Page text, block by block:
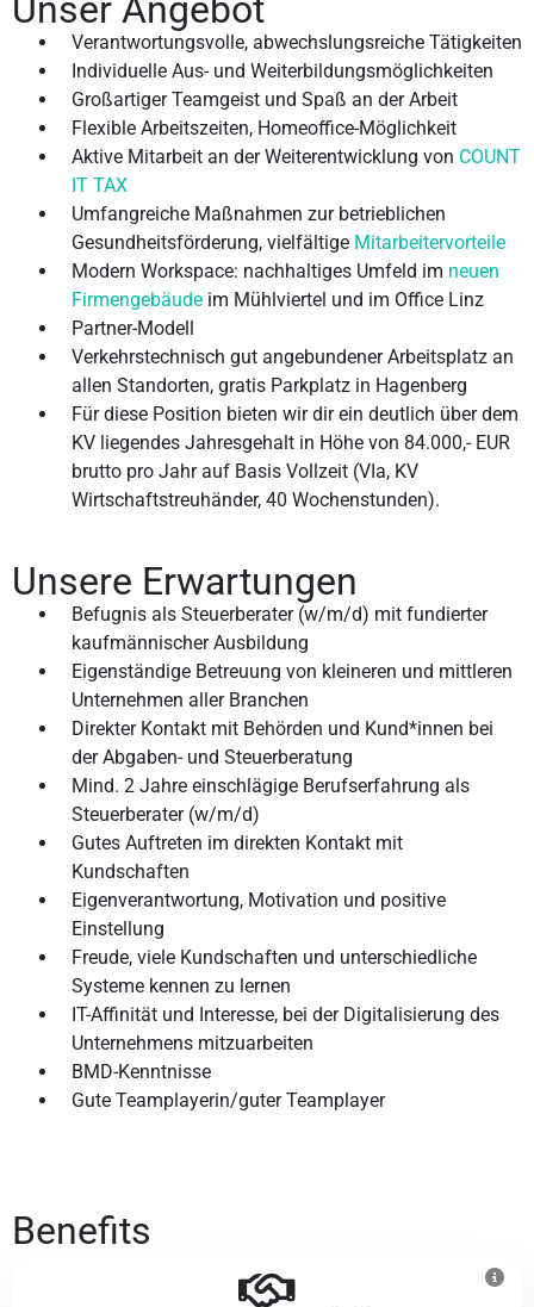
Unser Angebot
Verantwortungsvolle, abwechslungsreiche Tätigkeiten
Individuelle Aus- und Weiterbildungsmöglichkeiten
Großartiger Teamgeist und Spaß an der Arbeit
Flexible Arbeitszeiten, Homeoffice-Möglichkeit
Aktive Mitarbeit an der Weiterentwicklung von COUNT
IT TAX
Umfangreiche Maßnahmen zur betrieblichen
Gesundheitsförderung, vielfältige Mitarbeitervorteile
Modern Workspace: nachhaltiges Umfeld im neuen
Firmengebäude im Mühlviertel und im Office Linz
Partner-Modell
Verkehrstechnisch gut angebundener Arbeitsplatz an
allen Standorten, gratis Parkplatz in Hagenberg
Für diese Position bieten wir dir ein deutlich über dem
KV liegendes Jahresgehalt in Höhe von 84.000,- EUR
brutto pro Jahr auf Basis Vollzeit (VIa, KV
Wirtschaftstreuhänder, 40 Wochenstunden).
Unsere Erwartungen
Befugnis als Steuerberater (w/m/d) mit fundierter
kaufmännischer Ausbildung
Eigenständige Betreuung von kleineren und mittleren
Unternehmen aller Branchen
Direkter Kontakt mit Behörden und Kund*innen bei
der Abgaben- und Steuerberatung
Mind. 2 Jahre einschlägige Berufserfahrung als
Steuerberater (w/m/d)
Gutes Auftreten im direkten Kontakt mit
Kundschaften
Eigenverantwortung, Motivation und positive
Einstellung
Freude, viele Kundschaften und unterschiedliche
Systeme kennen zu lernen
IT-Affinität und Interesse, bei der Digitalisierung des
Unternehmens mitzuarbeiten
BMD-Kenntnisse
Gute Teamplayerin/guter Teamplayer
Benefits